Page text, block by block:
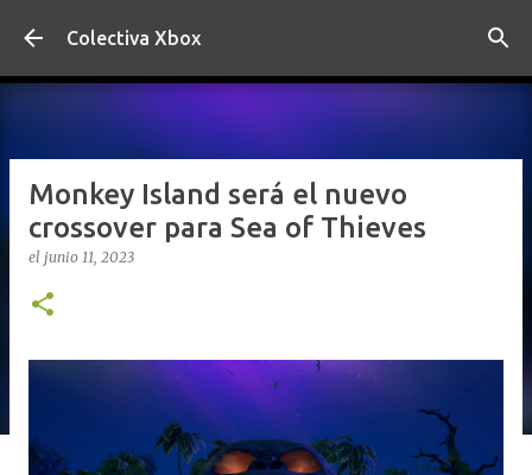
Ir al contenido principal
Colectiva Xbox
Monkey Island será el nuevo
crossover para Sea of Thieves
el junio 11, 2023